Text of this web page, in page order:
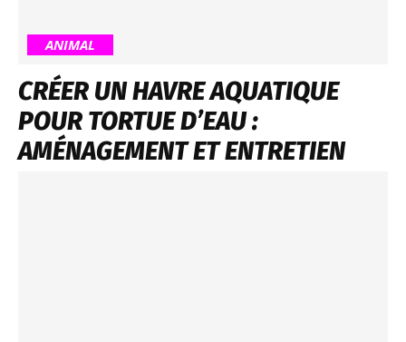
ANIMAL
CRÉER UN HAVRE AQUATIQUE
POUR TORTUE D’EAU :
AMÉNAGEMENT ET ENTRETIEN